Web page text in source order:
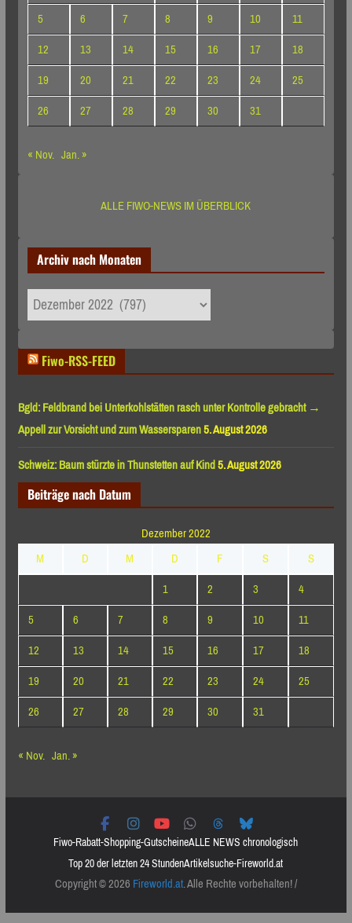
5
6 7 8 9 10
11
12
13 14 15 16 17
18
19
20 21 22 23 24
25
26
27 28 29 30
31
« Nov. Jan. »
ALLE FIWO-NEWS IM ÜBERBLICK
Archiv nach Monaten
Archiv
nach
Fiwo-RSS-FEED
Bgld: Feldbrand bei Unterkohlstätten rasch unter Kontrolle gebracht →
Appell zur Vorsicht und zum Wassersparen5. August 2026
Schweiz: Baum stürzte in Thunstetten auf Kind5. August 2026
Beiträge nach Datum
Dezember 2022
M
D M D F S
S
1
2 3
4
5
6 7 8 9 10
11
12
13 14 15 16 17
18
19
20 21 22 23 24
25
26
27 28 29 30
31
« Nov. Jan. »
Fiwo-Rabatt-Shopping-GutscheineALLE NEWS chronologisch
Top 20 der letzten 24 StundenArtikelsuche-Fireworld.at
Copyright © 2026Fireworld.at. Alle Rechte vorbehalten! /